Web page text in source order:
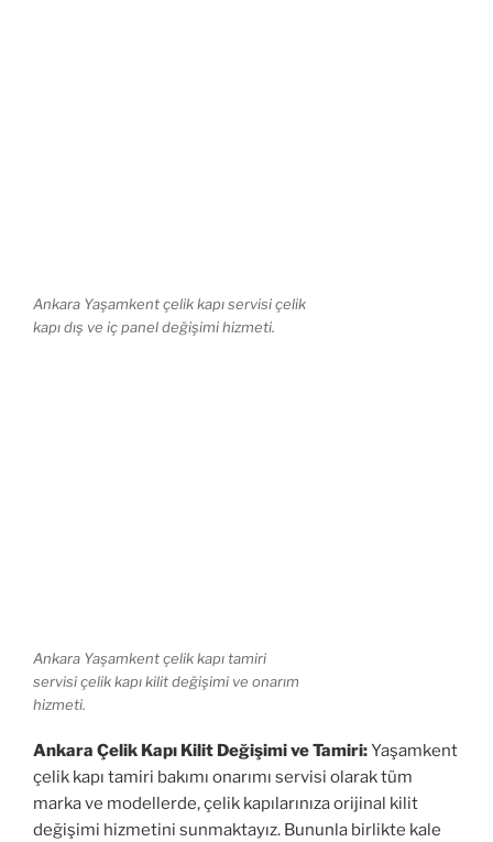
Ankara Yaşamkent çelik kapı servisi çelik
kapı dış ve iç panel değişimi hizmeti.
Ankara Yaşamkent çelik kapı tamiri
servisi çelik kapı kilit değişimi ve onarım
hizmeti.
Ankara Çelik Kapı Kilit Değişimi ve Tamiri:Yaşamkent
çelik kapı tamiri bakımı onarımı servisi olarak tüm
marka ve modellerde, çelik kapılarınıza orijinal kilit
değişimi hizmetini sunmaktayız. Bununla birlikte kale